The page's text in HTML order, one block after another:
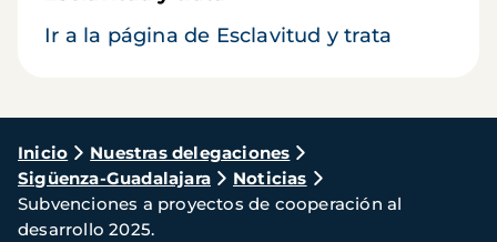
Ir a la página de Esclavitud y trata
Ruta
de
navegación
Inicio
Nuestras delegaciones
Sigüenza-Guadalajara
Noticias
Subvenciones a proyectos de cooperación al
desarrollo 2025.